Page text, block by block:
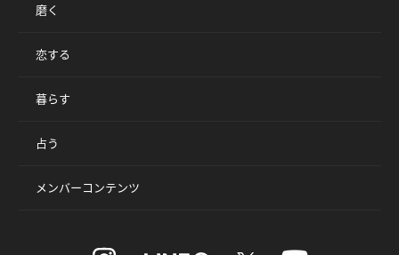
磨く
恋する
暮らす
占う
メンバーコンテンツ